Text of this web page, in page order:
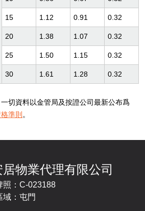
居物業代理有限公司
照：C-023188
域：屯門